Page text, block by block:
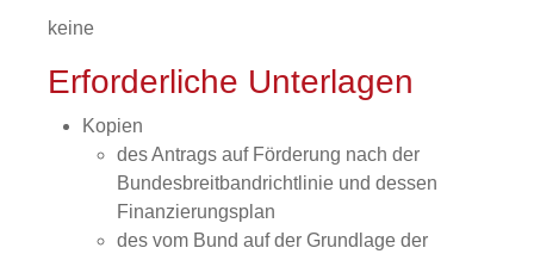
keine
Erforderliche Unterlagen
Kopien
des Antrags auf Förderung nach der
Bundesbreitbandrichtlinie und dessen
Finanzierungsplan
des vom Bund auf der Grundlage der